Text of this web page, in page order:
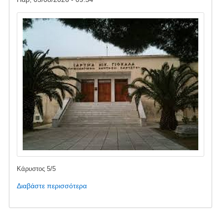
Image
Κάρυστος 5/5
Διαβάστε περισσότεραγια
Πνοή